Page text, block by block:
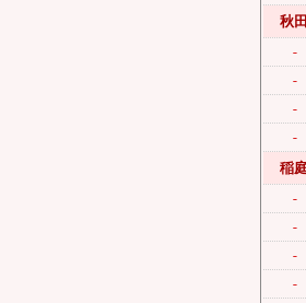
秋
-
-
-
-
稲
-
-
-
-